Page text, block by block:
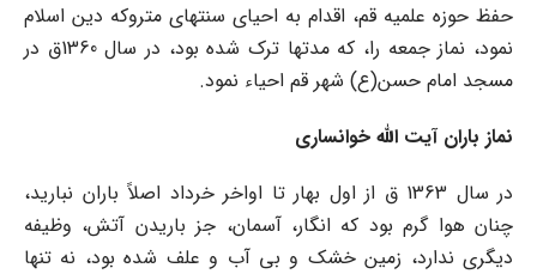
حفظ حوزه علمیه قم، اقدام به احیای سنتهای متروکه دین اسلام
نمود، نماز جمعه را، که مدتها ترک شده بود، در سال 1360ق در
مسجد امام حسن(ع) شهر قم احیاء نمود.
نماز باران آیت الله خوانساری
در سال 1363 ق از اول بهار تا اواخر خرداد اصلاً باران نبارید،
چنان هوا گرم بود که انگار، آسمان، جز باریدن آتش، وظیفه
دیگری ندارد، زمین خشک و بی آب و علف شده بود، نه تنها